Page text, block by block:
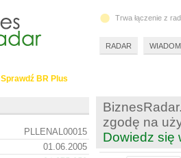
zgodę na
Dowiedz się
Sprawdź BR Plus
PLLENAL00015
01.06.2005
Trwa łączenie z
RADAR